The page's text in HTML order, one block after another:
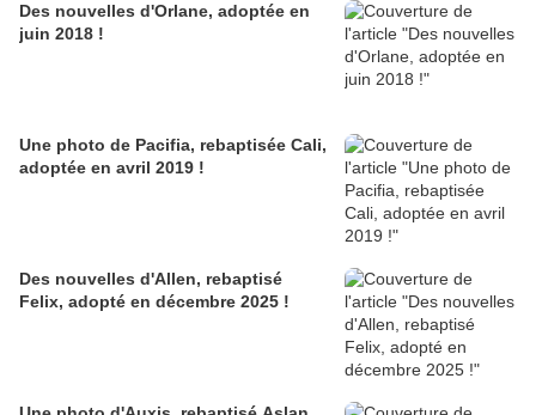
Des nouvelles d'Orlane, adoptée en
juin 2018 !
Une photo de Pacifia, rebaptisée Cali,
adoptée en avril 2019 !
Des nouvelles d'Allen, rebaptisé
Felix, adopté en décembre 2025 !